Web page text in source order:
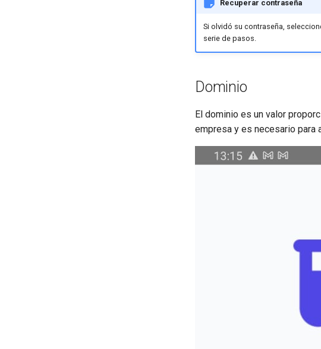
Recuperar contraseña
Si olvidó su contraseña,
serie de pasos.
Dominio
El dominio es un valor
empresa y es necesario para